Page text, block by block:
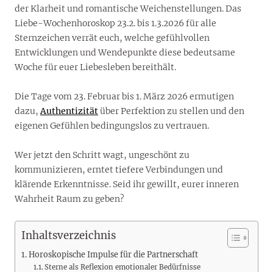
der Klarheit und romantische Weichenstellungen. Das
Liebe-Wochenhoroskop 23.2. bis 1.3.2026 für alle
Sternzeichen verrät euch, welche gefühlvollen
Entwicklungen und Wendepunkte diese bedeutsame
Woche für euer Liebesleben bereithält.
Die Tage vom 23. Februar bis 1. März 2026 ermutigen
dazu,Authentizitätüber Perfektion zu stellen und den
eigenen Gefühlen bedingungslos zu vertrauen.
Wer jetzt den Schritt wagt, ungeschönt zu
kommunizieren, erntet tiefere Verbindungen und
klärende Erkenntnisse. Seid ihr gewillt, eurer inneren
Wahrheit Raum zu geben?
Inhaltsverzeichnis
Horoskopische Impulse für die Partnerschaft
Sterne als Reflexion emotionaler Bedürfnisse